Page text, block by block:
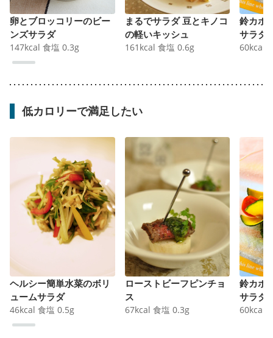
卵とブロッコリーのビー
ンズサラダ
147kcal 食塩 0.3g
まるでサラダ 豆とキノコ
の軽いキッシュ
161 kcal 食塩 0.6g
鈴カボ
サラダ
60kcal
低カロリーで満足したい
ヘルシー簡単水菜のボリ
ュームサラダ
46kcal 食塩 0.5g
ローストビーフピンチョ
ス
67kcal 食塩 0.3g
鈴カボ
サラダ
60kcal